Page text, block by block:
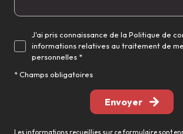
J'ai pris connaissance de la Politique de
informations relatives au traitement de
personnelles *
* Champs obligatoires
Envoyer
Les informations recueillies sur ce formulaire sont